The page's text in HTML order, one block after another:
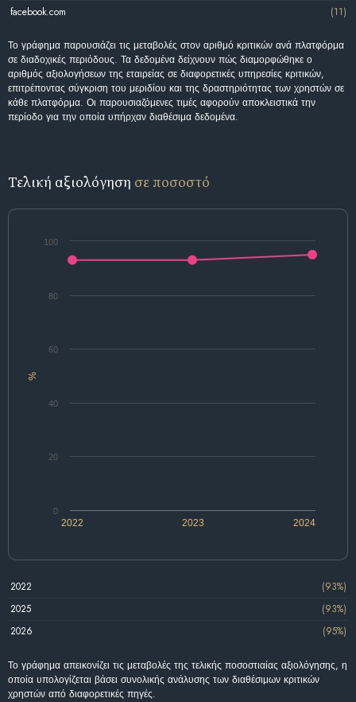
facebook.com
(11)
Το γράφημα παρουσιάζει τις μεταβολές στον αριθμό κριτικών ανά πλατφόρμα
σε διαδοχικές περιόδους. Τα δεδομένα δείχνουν πώς διαμορφώθηκε ο
αριθμός αξιολογήσεων της εταιρείας σε διαφορετικές υπηρεσίες κριτικών,
επιτρέποντας σύγκριση του μεριδίου και της δραστηριότητας των χρηστών σε
κάθε πλατφόρμα. Οι παρουσιαζόμενες τιμές αφορούν αποκλειστικά την
περίοδο για την οποία υπήρχαν διαθέσιμα δεδομένα.
Τελική αξιολόγηση σε ποσοστό
%
2022 2023 2024
0
20
40
60
80
100
2022
(93%)
2025
(93%)
2026
(95%)
Το γράφημα απεικονίζει τις μεταβολές της τελικής ποσοστιαίας αξιολόγησης, η
οποία υπολογίζεται βάσει συνολικής ανάλυσης των διαθέσιμων κριτικών
χρηστών από διαφορετικές πηγές.